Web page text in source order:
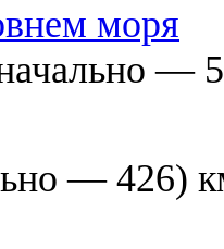
моря
—
— 426)